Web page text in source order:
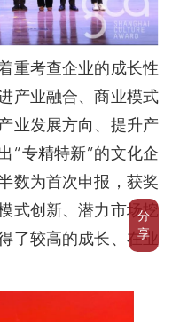
分
享
考查企业的成长性
产业融合、商业模式
业发展方向、提升产
“专精特新”的文化企
数为首次申报，获奖
式创新、潜力市场挖
了较高的成长、在业